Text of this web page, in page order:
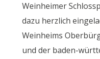
Weinheimer
dazu herzlich
Weinheims
und der baden-